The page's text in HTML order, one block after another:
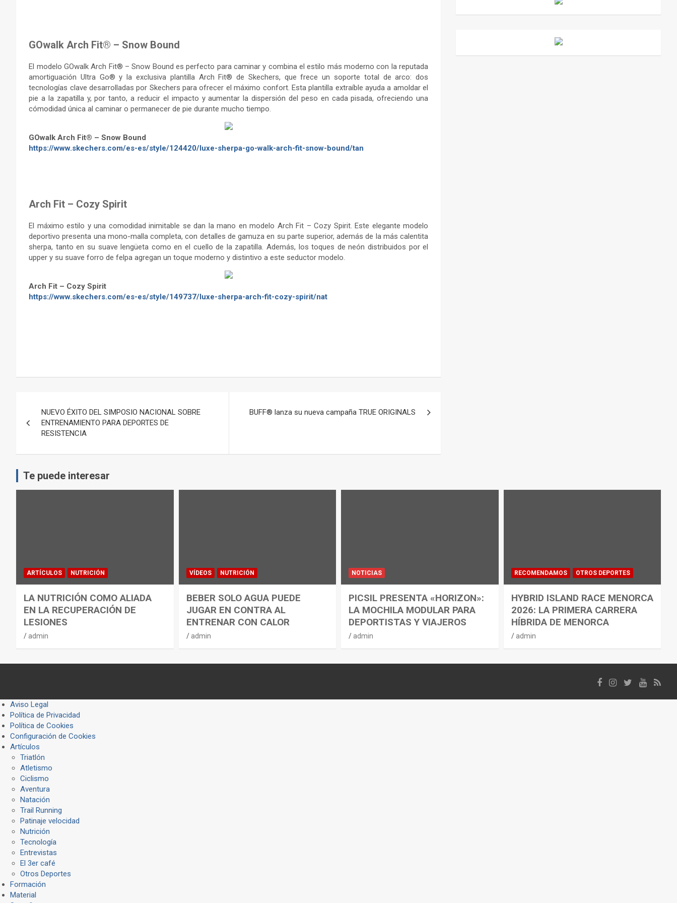
GOwalk Arch Fit® – Snow Bound
El modelo GOwalk Arch Fit® – Snow Bound es perfecto para caminar y combina el estilo más moderno con la reputada
amortiguación Ultra Go® y la exclusiva plantilla Arch Fit® de Skechers, que frece un soporte total de arco: dos
tecnologías clave desarrolladas por Skechers para ofrecer el máximo confort. Esta plantilla extraíble ayuda a amoldar el
pie a la zapatilla y, por tanto, a reducir el impacto y aumentar la dispersión del peso en cada pisada, ofreciendo una
cómodidad única al caminar o permanecer de pie durante mucho tiempo.
GOwalk Arch Fit® – Snow Bound
https://www.skechers.com/es-es/style/124420/luxe-sherpa-go-walk-arch-fit-snow-bound/tan
Arch Fit – Cozy Spirit
El máximo estilo y una comodidad inimitable se dan la mano en modelo Arch Fit – Cozy Spirit. Este elegante modelo
deportivo presenta una mono-malla completa, con detalles de gamuza en su parte superior, además de la más calentita
sherpa, tanto en su suave lengüeta como en el cuello de la zapatilla. Además, los toques de neón distribuidos por el
upper y su suave forro de felpa agregan un toque moderno y distintivo a este seductor modelo.
Arch Fit – Cozy Spirit
https://www.skechers.com/es-es/style/149737/luxe-sherpa-arch-fit-cozy-spirit/nat
de
NUEVO ÉXITO DEL SIMPOSIO NACIONAL SOBRE
ENTRENAMIENTO PARA DEPORTES DE
RESISTENCIA
BUFF® lanza su nueva campaña TRUE ORIGINALS
Te puede interesar
ARTÍCULOS NUTRICIÓN
LA NUTRICIÓN COMO ALIADA
EN LA RECUPERACIÓN DE
LESIONES
admin
VÍDEOS NUTRICIÓN
BEBER SOLO AGUA PUEDE
JUGAR EN CONTRA AL
ENTRENAR CON CALOR
admin
NOTICIAS
PICSIL PRESENTA «HORIZON»:
LA MOCHILA MODULAR PARA
DEPORTISTAS Y VIAJEROS
admin
RECOMENDAMOS OTROS DEPORTES
HYBRID ISLAND RACE MENORCA
2026: LA PRIMERA CARRERA
HÍBRIDA DE MENORCA
admin
Aviso Legal
Política de Privacidad
Política de Cookies
Configuración de Cookies
Artículos
Triatlón
Atletismo
Ciclismo
Aventura
Natación
Trail Running
Patinaje velocidad
Nutrición
Tecnología
Entrevistas
El 3er café
Otros Deportes
Formación
Material